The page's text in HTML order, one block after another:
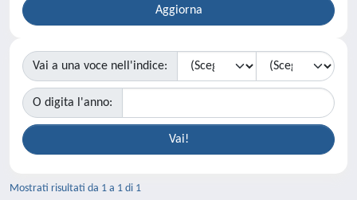
Vai a una voce nell'indice:
O digita l'anno:
Mostrati risultati da 1 a 1 di 1